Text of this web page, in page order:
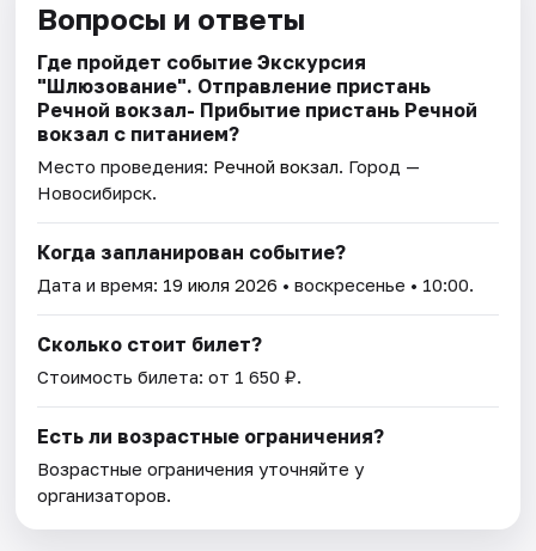
Вопросы и ответы
Где пройдет событие Экскурсия
"Шлюзование". Отправление пристань
Речной вокзал- Прибытие пристань Речной
вокзал с питанием?
Место проведения: Речной вокзал. Город —
Новосибирск.
Когда запланирован событие?
Дата и время: 19 июля 2026 • воскресенье • 10:00.
Сколько стоит билет?
Стоимость билета: от 1 650 ₽.
Есть ли возрастные ограничения?
Возрастные ограничения уточняйте у
организаторов.